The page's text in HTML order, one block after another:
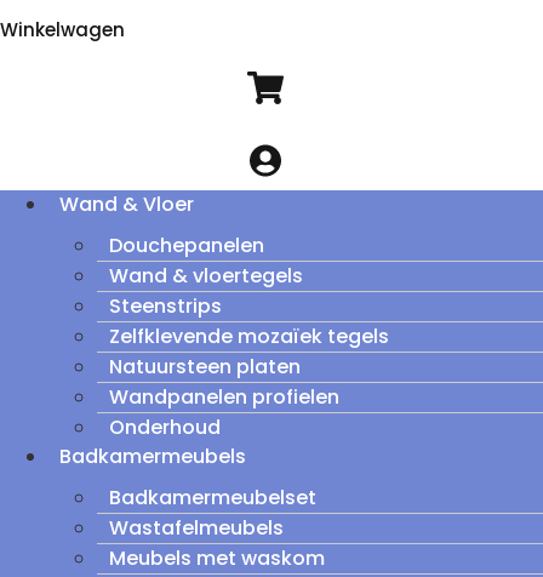
Winkelwagen
Wand & Vloer
Douchepanelen
Wand & vloertegels
Steenstrips
Zelfklevende mozaïek tegels
Natuursteen platen
Wandpanelen profielen
Onderhoud
Badkamermeubels
Badkamermeubelset
Wastafelmeubels
Meubels met waskom